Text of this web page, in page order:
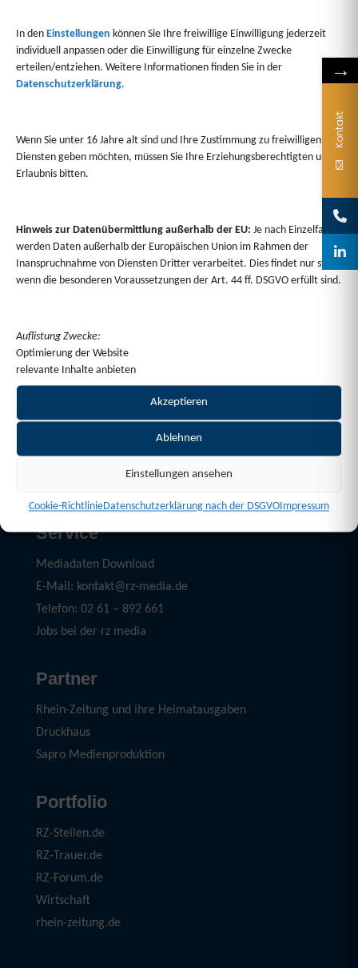
In den Einstellungen können Sie Ihre freiwillige Einwilligung jederzeit
individuell anpassen oder die Einwilligung für einzelne Zwecke
erteilen/entziehen. Weitere Informationen finden Sie in der
Datenschutzerklärung.
Wenn Sie unter 16 Jahre alt sind und Ihre Zustimmung zu freiwilligen
Diensten geben möchten, müssen Sie Ihre Erziehungsberechtigten um
Erlaubnis bitten.
Hinweis zur Datenübermittlung außerhalb der EU: Je nach Einzelfall
werden Daten außerhalb der Europäischen Union im Rahmen der
Inanspruchnahme von Diensten Dritter verarbeitet. Dies findet nur statt,
wenn die besonderen Voraussetzungen der Art. 44 ff. DSGVO erfüllt sind.
Auflistung Zwecke:
Optimierung der Website
relevante Inhalte anbieten
Akzeptieren
Ablehnen
Einstellungen ansehen
Cookie-RichtlinieDatenschutzerklärung nach der DSGVOImpressum
1/4
Sie haben Fragen?
Service
Mediadaten Download
E-Mail: kontakt@rz-media.de
Telefon: 02 61 – 892 661
Jobs bei der rz media
Partner
Rhein-Zeitung und ihre Heimatausgaben
Druckhaus
Sapro Medienproduktion
Portfolio
RZ-Stellen.de
RZ-Trauer.de
RZ-Forum.de
Wirtschaft
rhein-zeitung.de
→
Kontakt